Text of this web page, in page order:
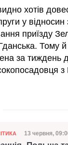
хотів
у відносин
приїзду
Тому
за тиждень
з
Дата
13 червня,